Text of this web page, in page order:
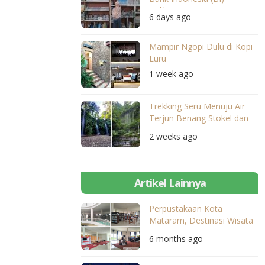
Balikpapan
6 days ago
Mampir Ngopi Dulu di Kopi
Luru
1 week ago
Trekking Seru Menuju Air
Terjun Benang Stokel dan
Benang Kelambu
2 weeks ago
Artikel Lainnya
Perpustakaan Kota
Mataram, Destinasi Wisata
Tanam
6 months ago